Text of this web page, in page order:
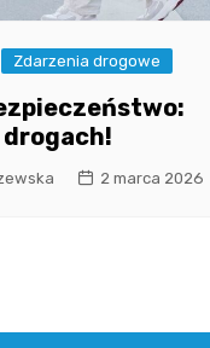
Zdarzenia drogowe
2 marca 2026